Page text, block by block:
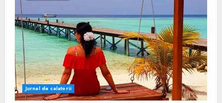
Jurnal de calatorii